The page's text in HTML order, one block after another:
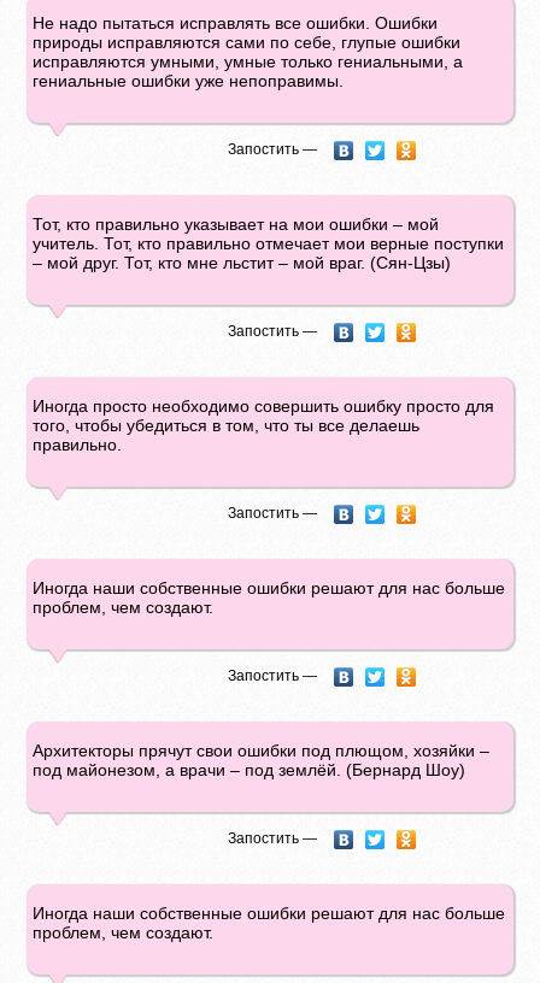
Не надо пытаться исправлять все ошибки. Ошибки
природы исправляются сами по себе, глупые ошибки
исправляются умными, умные только гениальными, а
гениальные ошибки уже непоправимы.
Запостить —
Тот, кто правильно указывает на мои ошибки – мой
учитель. Тот, кто правильно отмечает мои верные поступки
– мой друг. Тот, кто мне льстит – мой враг. (Сян-Цзы)
Запостить —
Иногда просто необходимо совершить ошибку просто для
того, чтобы убедиться в том, что ты все делаешь
правильно.
Запостить —
Иногда наши собственные ошибки решают для нас больше
проблем, чем создают.
Запостить —
Аpхитeкторы прячyт cвои ошибки под плющом, хозяйки –
под майонeзом, а врачи – под землёй. (Бepнаpд Шoy)
Запостить —
Иногда наши собственные ошибки решают для нас больше
проблем, чем создают.